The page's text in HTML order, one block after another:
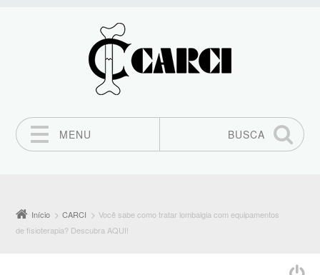
MENU
BUSCA
Início CARCI
Você sabe como tratar lombalgia com equipamentos
de fisioterapia? Descubra AQUI!